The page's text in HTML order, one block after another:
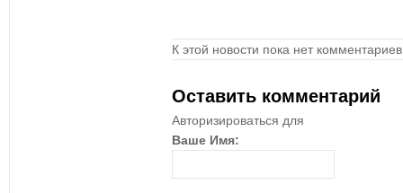
К этой новости пока нет
Оставить комментарий
Авторизироваться для
Ваше Имя: